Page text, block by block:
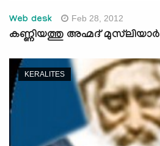
Web desk Feb 28, 2012
കണ്ണിയത്തു അഹ്മദ്‌ മുസ്‌ലിയാര്‍
KERALITES